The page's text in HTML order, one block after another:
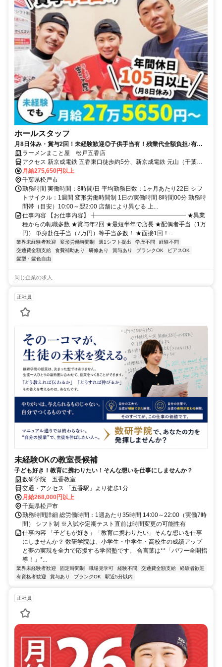
ホールスタッフ
月8日休み・賞与2回！未経験歓迎◎子供手当有！残業代全額負担♪有給
100％取得
ラーメンまこと屋 松戸五香店
アクセス 新京成電鉄 五香東口徒歩約5分、新京成電鉄 元山（千葉
県）東口徒歩約13分、新京成電鉄 常盤平南口徒歩約28分
月給275,650円以上
千葉県松戸市
勤務時間 実働時間：8時間/日 平均勤務日数：1ヶ月あたり22日 シフ
トサイクル：1週間 変形労働時間制 1日の実働時間 8時間00分 勤務時
間帯（目安）10:00～翌2:00 店舗により異なる 上...
仕事内容 【お仕事内容】 ╋━━━━━━━━━━━━━━━ ★異業
種からの転職多数 ★賞与年2回 ★最短半年で店長 ★配偶者手当（1万
円） 単身赴任手当（7万円）等手当多数！ ★面接1回！...
業界未経験者歓迎 変形労働時間制 週1シフト提出 学歴不問
経験不問
交通費全額支給
食費補助あり 研修あり 賞与あり ブランクOK
ピアスOK
髪型・髪色自由
同じ企業の求人
正社員
未経験OKの教室長候補
子ども好き！教育に携わりたい！そんな想いを仕事にしませんか？
数研学院 五香教室
交通・アクセス 「五香駅」より徒歩1分
月給268,000円以上
千葉県松戸市
勤務時間詳細 総労働時間：1週あたり35時間 14:00～22:00（実働7時
間） シフト制 ※入試や定期テスト直前は時間変更の可能性有
仕事内容 「子どもが好き」「教育に携わりたい」そんな想いを仕事
にしませんか？ 数研学院は、小学生・中学生・高校生の成績アップ
と夢の実現を全力で応援する学習塾です。 合言葉は**「パワー全開指
導！」*...
業界未経験者歓迎 固定時間制 職場見学可 経験不問 交通費全額支給
経験者歓迎
有資格者歓迎
賞与あり ブランクOK 駅近5分以内
正社員